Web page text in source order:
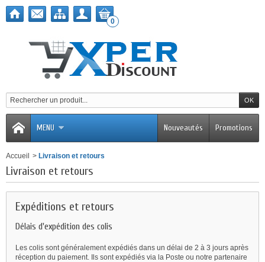
0
MENU Promotions
Nouveautés
Accueil > Livraison et retours
Livraison et retours
Expéditions et retours
Délais d'expédition des colis
Les colis sont généralement expédiés dans un délai de 2 à 3 jours après
réception du paiement. Ils sont expédiés via la Poste ou notre partenaire